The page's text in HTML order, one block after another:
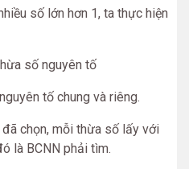
số lớn hơn 1, ta thực hiện
số nguyên tố
tố chung và riêng.
chọn, mỗi thừa số lấy với
là BCNN phải tìm.